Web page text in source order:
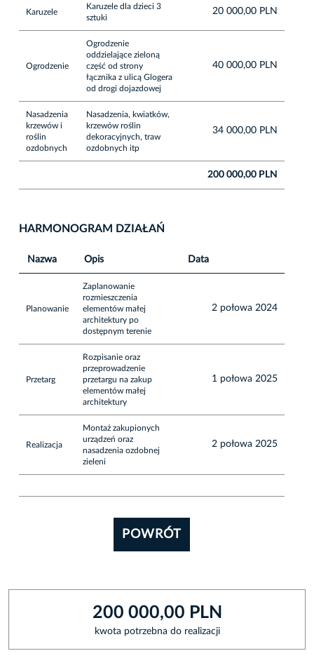
Karuzele
Karuzele dla dzieci 3
sztuki
20 000,00 PLN
Ogrodzenie
Ogrodzenie
oddzielające zieloną
część od strony
łącznika z ulicą Glogera
od drogi dojazdowej
40 000,00 PLN
Nasadzenia
krzewów i
roślin
ozdobnych
Nasadzenia, kwiatków,
krzewów roślin
dekoracyjnych, traw
ozdobnych itp
34 000,00 PLN
200 000,00 PLN
HARMONOGRAM DZIAŁAŃ
Nazwa Opis Data
Planowanie
Zaplanowanie
rozmieszczenia
elementów małej
architektury po
dostępnym terenie
2 połowa 2024
Przetarg
Rozpisanie oraz
przeprowadzenie
przetargu na zakup
elementów małej
architektury
1 połowa 2025
Realizacja
Montaż zakupionych
urządzeń oraz
nasadzenia ozdobnej
zieleni
2 połowa 2025
POWRÓT
200 000,00 PLN
kwota potrzebna do realizacji